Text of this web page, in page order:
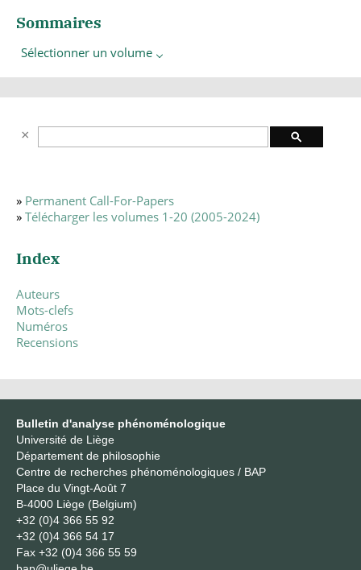
Sommaires
Sélectionner un volume
» Permanent Call-For-Papers
» Télécharger les volumes 1-20 (2005-2024)
Index
Auteurs
Mots-clefs
Numéros
Recensions
Bulletin d'analyse phénoménologique
Université de Liège
Département de philosophie
Centre de recherches phénoménologiques / BAP
Place du Vingt-Août 7
B-4000 Liège (Belgium)
+32 (0)4 366 55 92
+32 (0)4 366 54 17
Fax +32 (0)4 366 55 59